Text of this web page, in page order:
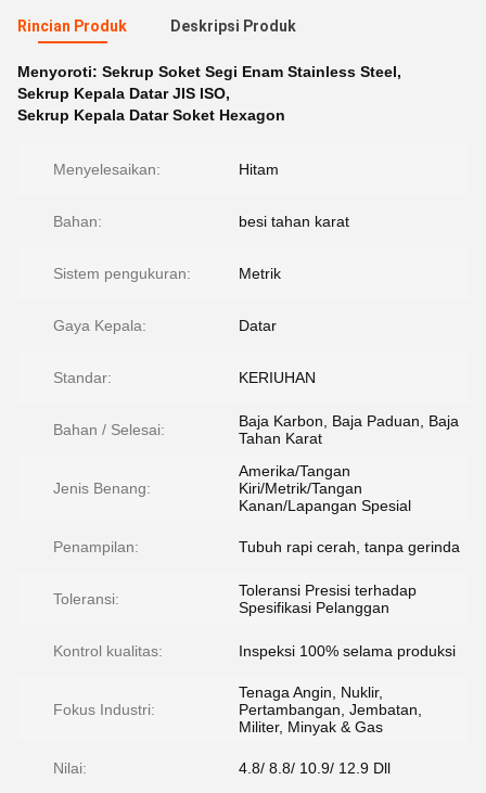
Rincian Produk Deskripsi Produk
Menyoroti: Sekrup Soket Segi Enam Stainless Steel,
Sekrup Kepala Datar JIS ISO,
Sekrup Kepala Datar Soket Hexagon
Menyelesaikan: Hitam
Bahan: besi tahan karat
Sistem pengukuran: Metrik
Gaya Kepala: Datar
Standar: KERIUHAN
Bahan / Selesai:
Baja Karbon, Baja Paduan, Baja
Tahan Karat
Jenis Benang:
Amerika/Tangan
Kiri/Metrik/Tangan
Kanan/Lapangan Spesial
Penampilan: Tubuh rapi cerah, tanpa gerinda
Toleransi:
Toleransi Presisi terhadap
Spesifikasi Pelanggan
Kontrol kualitas: Inspeksi 100% selama produksi
Fokus Industri:
Tenaga Angin, Nuklir,
Pertambangan, Jembatan,
Militer, Minyak & Gas
Nilai: 4.8/ 8.8/ 10.9/ 12.9 Dll